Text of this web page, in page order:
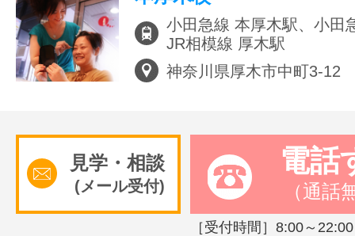
小田急線 本厚木駅、小田
JR相模線 厚木駅
神奈川県厚木市中町3-12
見学・相談
(メール受付)
電話
（通話
［受付時間］8:00～22:00